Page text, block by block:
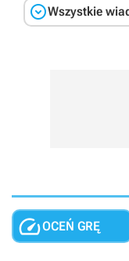
Wszystkie
OCEŃ GRĘ